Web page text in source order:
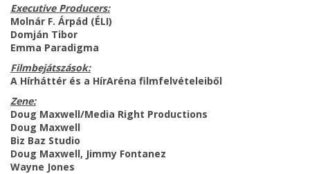
Executive Producers:
Molnár F. Árpád (ÉLI)
Domján Tibor
Emma Paradigma
Filmbejátszások:
A Hírháttér és a HírAréna filmfelvételeiből
Zene:
Doug Maxwell/Media Right Productions
Doug Maxwell
Biz Baz Studio
Doug Maxwell, Jimmy Fontanez
Wayne Jones